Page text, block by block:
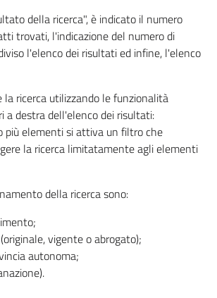
della ricerca", è indicato il numero
trovati, l'indicazione del numero di
l'elenco dei risultati ed infine, l'elenco
la ricerca utilizzando le funzionalità
a destra dell'elenco dei risultati:
più elementi si attiva un filtro che
la ricerca limitatamente agli elementi
della ricerca sono:
vigente o abrogato);
autonoma;